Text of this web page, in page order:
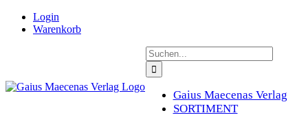
Zum
Inhalt
Login
Warenkorb
Suche
nach:
Gaius Maecenas Verlag
SORTIMENT